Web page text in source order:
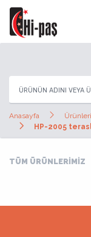
Anasayfa
HP-2005
TÜM ÜRÜNLERİMİZ